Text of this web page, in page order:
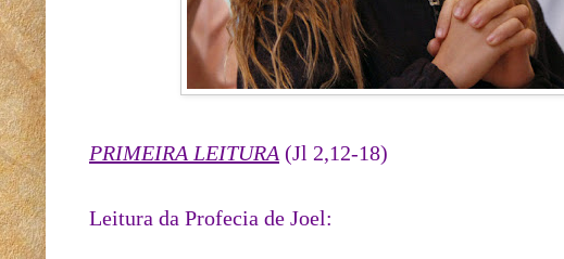
PRIMEIRA LEITURA(Jl 2,12-18)
Leitura da Profecia de Joel: